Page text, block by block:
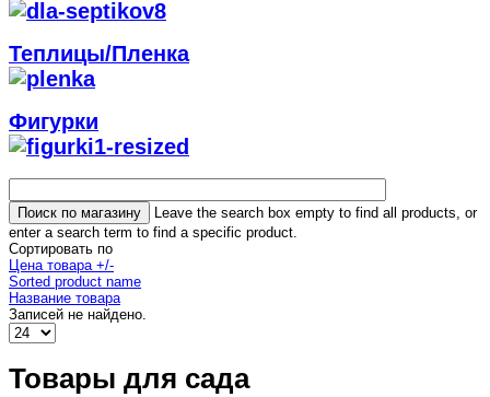
Теплицы/Пленка
Фигурки
Leave the search box empty to find all products, or
enter a search term to find a specific product.
Сортировать по
Цена товара +/-
Sorted product name
Название товара
Записей не найдено.
Товары для сада